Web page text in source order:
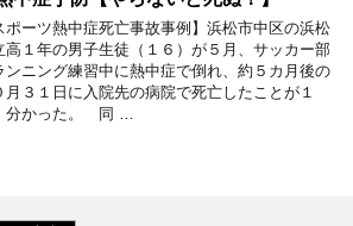
ポーツ熱中症死亡事故事例】浜松市中区の浜松
高１年の男子生徒（１６）が５月、サッカー部
ンニング練習中に熱中症で倒れ、約５カ月後の
月３１日に入院先の病院で死亡したことが１
分かった。 同 …